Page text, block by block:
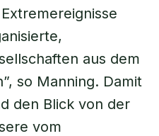
aus dem
so Manning. Damit
den Blick von der
vom